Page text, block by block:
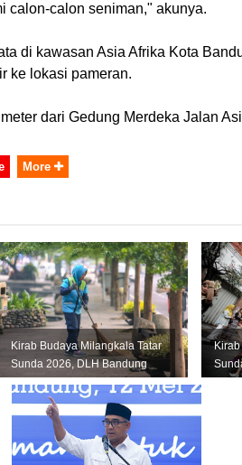
calon-calon seniman," akunya.
di kawasan Asia Afrika Kota
ke lokasi pameran.
dari Gedung Merdeka Jalan
More
Kirab Budaya Milangkala Tatar
Sunda 2026, DLH Bandung
Siagakan 345 Petugas
Keber...
Kirab